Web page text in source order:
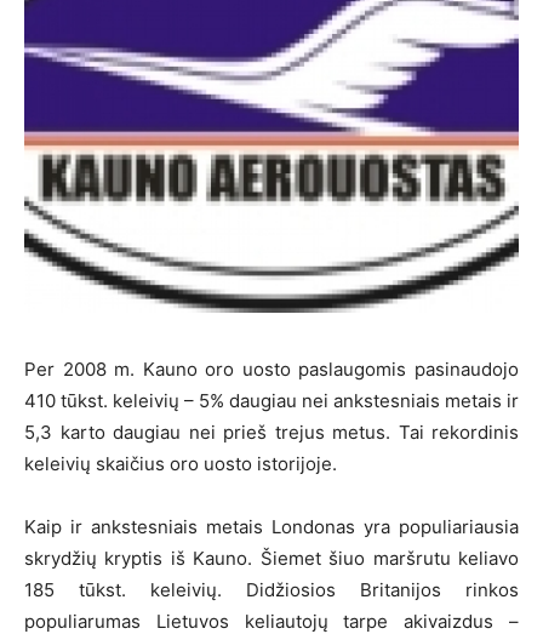
Per 2008 m. Kauno oro uosto paslaugomis pasinaudojo
410 tūkst. keleivių – 5% daugiau nei ankstesniais metais ir
5,3 karto daugiau nei prieš trejus metus. Tai rekordinis
keleivių skaičius oro uosto istorijoje.
Kaip ir ankstesniais metais Londonas yra populiariausia
skrydžių kryptis iš Kauno. Šiemet šiuo maršrutu keliavo
185 tūkst. keleivių. Didžiosios Britanijos rinkos
populiarumas Lietuvos keliautojų tarpe akivaizdus –